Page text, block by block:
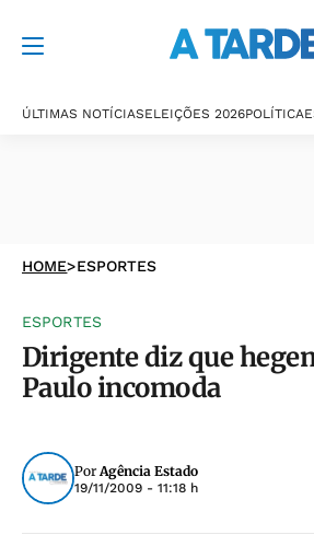
ÚLTIMAS NOTÍCIASELEIÇÕES 2026POLÍTICA
HOME>ESPORTES
ESPORTES
Dirigente diz que
Paulo incomoda
PorAgência Estado
19/11/2009 - 11:18 h